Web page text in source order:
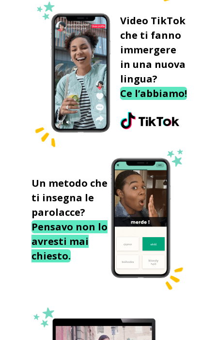
Video TikTok
che ti fanno
immergere
in una nuova
lingua?
Ce l’abbiamo!
Un metodo che
ti insegna le
parolacce?
Pensavo non lo
avresti mai
chiesto.